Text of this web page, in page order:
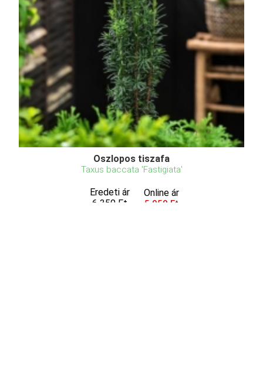
Oszlopos tiszafa
Taxus baccata 'Fastigiata'
Eredeti ár
6 350 Ft
Online ár
5 950 Ft